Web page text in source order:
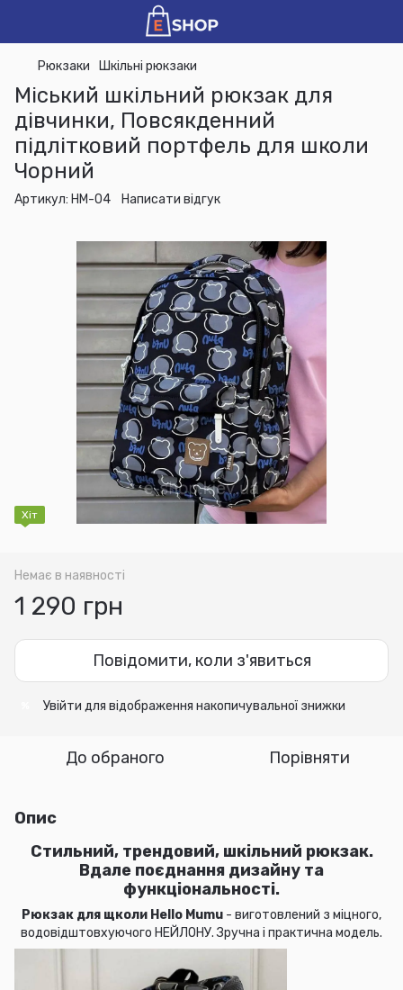
Рюкзаки Шкільні рюкзаки
Міський шкільний рюкзак для
дівчинки, Повсякденний
підлітковий портфель для школи
Чорний
Артикул: HM-04 Написати відгук
Хіт
Немає в наявності
1 290 грн
Повідомити, коли з'явиться
Увійти для відображення накопичувальної знижки
До обраного Порівняти
Опис
Стильний, трендовий, шкільний рюкзак.
Вдале поєднання дизайну та
функціональності.
Рюкзак для щколи Hello Mumu - виготовлений з міцного,
водовідштовхуючого НЕЙЛОНУ. Зручна і практична модель.